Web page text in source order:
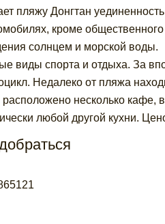
пляжу Донгтан
кроме
солнцем и морской воды.
виды спорта и отдыха. За
Недалеко от пляжа
несколько кафе,
любой другой кухни.